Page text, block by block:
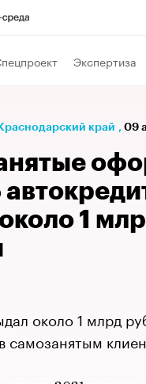
Экспертиза
Краснодарский край , 09
1
около 1 млрд
самозанятым